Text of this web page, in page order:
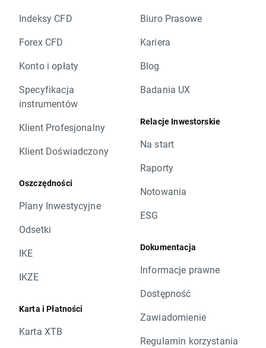
Indeksy CFD
Forex CFD
Konto i opłaty
Specyfikacja
instrumentów
Klient Profesjonalny
Klient Doświadczony
Oszczędności
Plany Inwestycyjne
Odsetki
IKE
IKZE
Karta i Płatności
Karta XTB
Biuro Prasowe
Kariera
Blog
Badania UX
Relacje Inwestorskie
Na start
Raporty
Notowania
ESG
Dokumentacja
Informacje prawne
Dostępność
Zawiadomienie
Regulamin korzystania